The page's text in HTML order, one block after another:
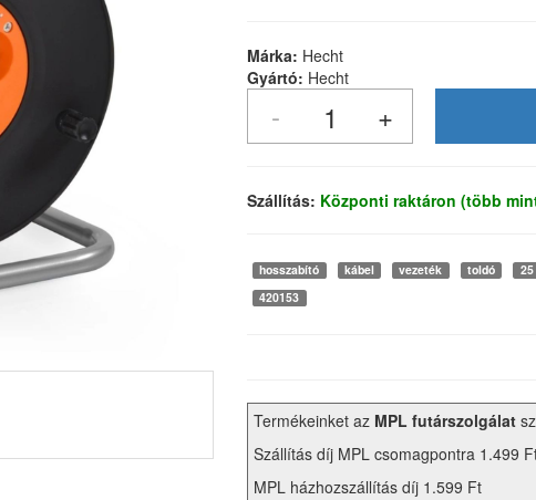
Márka: Hecht
Gyártó: Hecht
Szállítás: Központi raktáron (több
hosszabító kábel vezeték toldó 25
420153
Termékeinket az MPL futárszolgálat
Szállítás díj MPL csomagpontra 1.499
MPL házhozszállítás díj 1.599 Ft